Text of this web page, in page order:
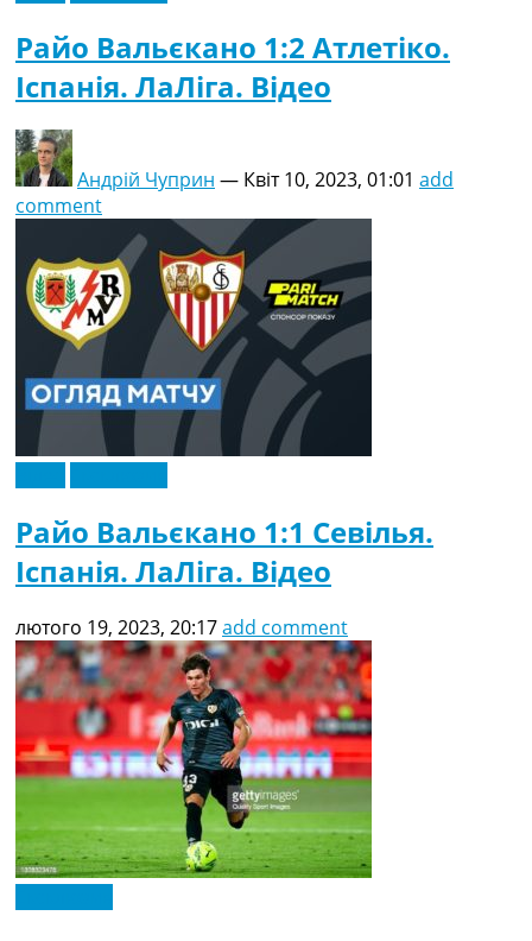
Райо Вальєкано 1:2 Атлетіко.
Іспанія. ЛаЛіга. Відео
Андрій Чуприн — Квіт 10, 2023, 01:01 add
comment
Райо Вальєкано 1:1 Севілья.
Іспанія. ЛаЛіга. Відео
лютого 19, 2023, 20:17add comment